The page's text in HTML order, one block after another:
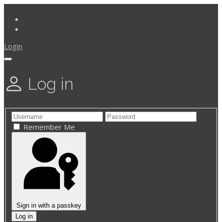
Login
Log in
Remember Me
Sign in with a passkey